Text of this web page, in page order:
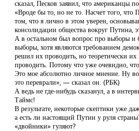
сказал, Песков заявил, что американцы
«Вроде бы то, но не то. Насчет того, что
том, что я лично в этом уверен,
консолидации общества вокруг Путина,
А в остальном был вопрос про выборы и
выборы, хотя являются требованием
решил их проводить, но теоретически
проводить. Потому что уже очевидно,
Это мое абсолютно личное мнение. Ну
это переврали», — сказал он. (РБК)
А ведь не где-нибудь сказанул, а в
Таймс!
В результате, некоторые скептики уже
а есть ли настоящий Путин у руля
«двойники» гуляют?